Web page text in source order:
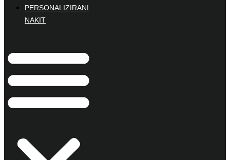
PERSONALIZIRANI
NAKIT